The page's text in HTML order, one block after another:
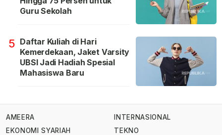
Guru Sekolah
5 Daftar Kuliah di Hari
Kemerdekaan, Jaket Varsity
UBSI Jadi Hadiah Spesial
Mahasiswa Baru
AMEERA
EKONOMI SYARIAH
INTERNASIONAL
TEKNO